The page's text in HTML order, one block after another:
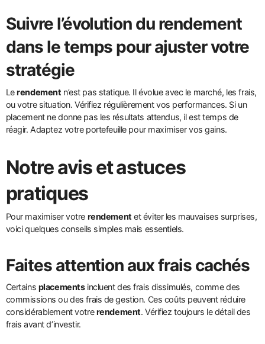
Suivre l’évolution du rendement
dans le temps pour ajuster votre
stratégie
Lerendement n’est pas statique. Il évolue avec le marché, les frais,
ou votre situation. Vérifiez régulièrement vos performances. Si un
placement ne donne pas les résultats attendus, il est temps de
réagir. Adaptez votre portefeuille pour maximiser vos gains.
Notre avis et astuces
pratiques
Pour maximiser votre rendement et éviter les mauvaises surprises,
voici quelques conseils simples mais essentiels.
Faites attention aux frais cachés
Certains placementsincluent des frais dissimulés, comme des
commissions ou des frais de gestion. Ces coûts peuvent réduire
considérablement votrerendement. Vérifiez toujours le détail des
frais avant d’investir.